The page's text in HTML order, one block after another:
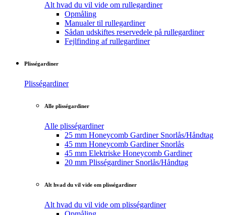
Alt hvad du vil vide om rullegardiner
Opmåling
Manualer til rullegardiner
Sådan udskiftes reservedele på rullegardiner
Fejlfinding af rullegardiner
Plisségardiner
Plisségardiner
Alle plisségardiner
Alle plisségardiner
25 mm Honeycomb Gardiner Snorlås/Håndtag
45 mm Honeycomb Gardiner Snorlås
45 mm Elektriske Honeycomb Gardiner
20 mm Plisségardiner Snorlås/Håndtag
Alt hvad du vil vide om plisségardiner
Alt hvad du vil vide om plisségardiner